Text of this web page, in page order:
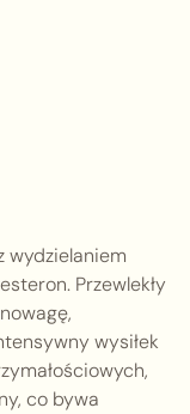
wydzielaniem
Przewlekły
wysiłek
co bywa